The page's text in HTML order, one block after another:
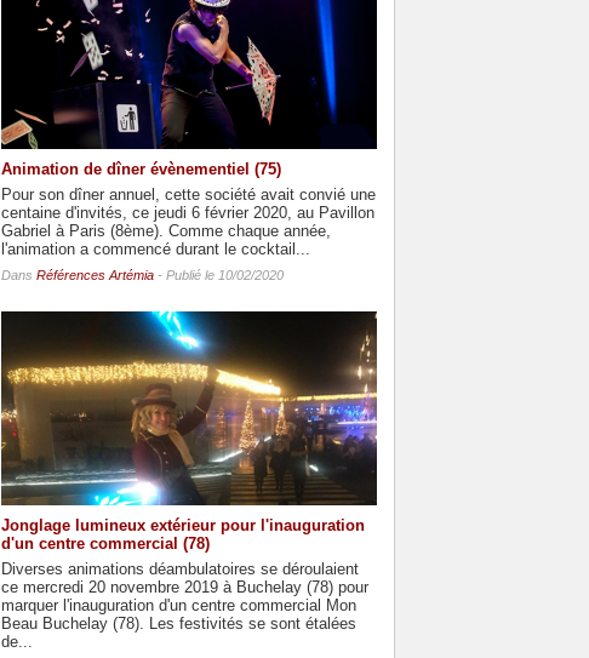
Animation de dîner évènementiel (75)
Pour son dîner annuel, cette société avait convié une
centaine d'invités, ce jeudi 6 février 2020, au Pavillon
Gabriel à Paris (8ème). Comme chaque année,
l'animation a commencé durant le cocktail...
Dans Références Artémia - Publié le 10/02/2020
Jonglage lumineux extérieur pour l'inauguration
d'un centre commercial (78)
Diverses animations déambulatoires se déroulaient
ce mercredi 20 novembre 2019 à Buchelay (78) pour
marquer l'inauguration d'un centre commercial Mon
Beau Buchelay (78). Les festivités se sont étalées
de...